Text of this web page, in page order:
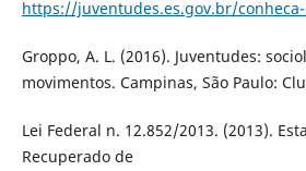
https://juventudes.es.gov.br/
Groppo, A. L. (2016). Juventudes:
movimentos. Campinas, São Paulo:
Lei Federal n. 12.852/2013. (2013).
Recuperado de